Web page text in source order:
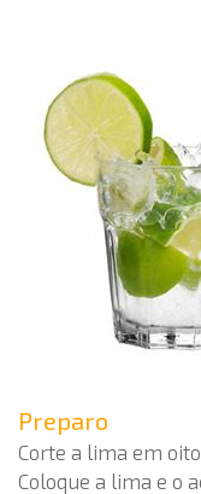
Preparo
Corte a lima em
Coloque a lima e o